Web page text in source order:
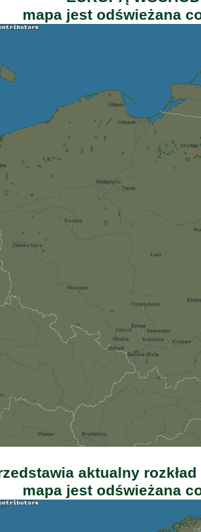
mapa jest odświeżana
aktualny rozkład
mapa jest odświeżana